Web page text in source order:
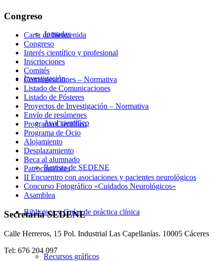
Jornadas
Investigación
Aval científico
Revista de SEDENE
Biblioteca y Guías de práctica clínica
Recursos gráficos
Congreso
Carta de bienvenida
Congreso
Interés científico y profesional
Inscripciones
Comités
Comunicaciones – Normativa
Listado de Comunicaciones
Listado de Pósteres
Proyectos de Investigación – Normativa
Envío de resúmenes
Programa Científico
Programa de Ocio
Alojamiento
Desplazamiento
Beca al alumnado
Patrocinadores
II Encuentro con asociaciones y pacientes neurológicos
Concurso Fotográfico «Cuidados Neurológicos»
Asamblea
Secretaría SEDENE
Calle Herreros, 15 Pol. Industrial Las Capellanías. 10005 Cáceres
Tel: 676 204 097